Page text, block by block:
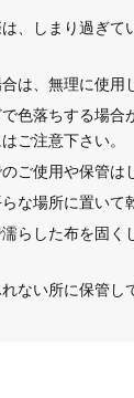
、しまり過ぎて
は、無理に使用
色落ちする場合
ご注意下さい。
ご使用や保管は
な場所に置いて
らした布を固く
ない所に保管し